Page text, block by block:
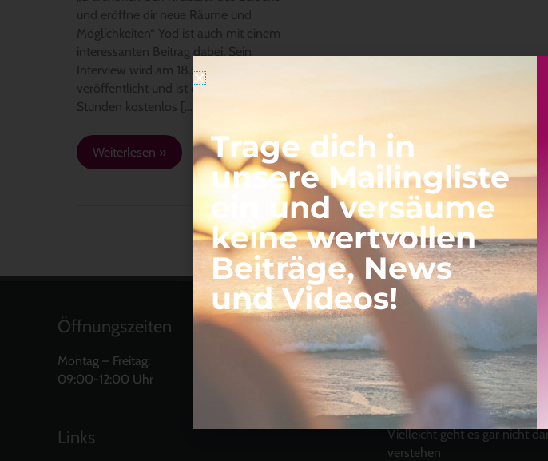
und eröffne dir neue Räume und
Möglichkeiten“ Yod ist auch mit einem
interessanten Beitrag dabei. Sein
Interview wird am 18.5.21
veröffentlicht und ist dann für 24
Stunden kostenlos […]
Weiterlesen »
Öffnungszeiten
Montag – Freitag:
09:00-12:00 Uhr
Links
Neueste Beiträge
Ein Geschenk für dich
und
Einladung
Radikal ehrlich
Der Teil von dir, der gesehen
Vielleicht geht es gar nicht
verstehen
Trage dich in
unsere Mailingliste
ein und versäume
keine wertvollen
Beiträge, News
und Videos!